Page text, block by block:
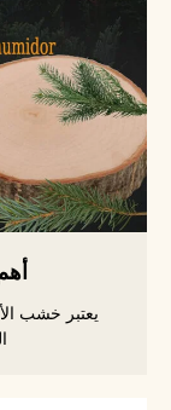
أهم 10 أسئلة حول خشب
يعتبر خشب